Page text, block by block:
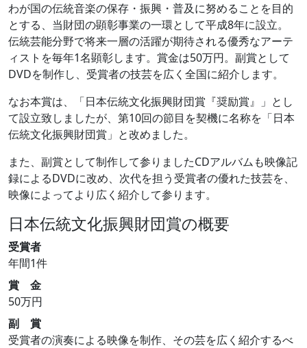
わが国の伝統音楽の保存・振興・普及に努めることを目的
とする、当財団の顕彰事業の一環として平成8年に設立。
伝統芸能分野で将来一層の活躍が期待される優秀なアーテ
ィストを毎年1名顕彰します。賞金は50万円。副賞として
DVDを制作し、受賞者の技芸を広く全国に紹介します。
なお本賞は、「日本伝統文化振興財団賞『奨励賞』」とし
て設立致しましたが、第10回の節目を契機に名称を「日本
伝統文化振興財団賞」と改めました。
また、副賞として制作して参りましたCDアルバムも映像記
録によるDVDに改め、次代を担う受賞者の優れた技芸を、
映像によってより広く紹介して参ります。
日本伝統文化振興財団賞の概要
受賞者
年間1件
賞 金
50万円
副 賞
受賞者の演奏による映像を制作、その芸を広く紹介するべ